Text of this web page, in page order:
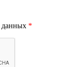
данных *